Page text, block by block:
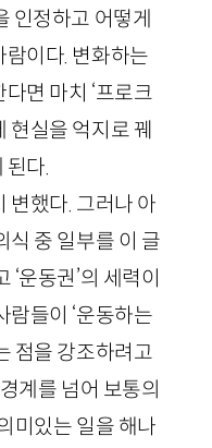
인정하고 어떻게
이다. 변화하는
면 마치 ‘프로크
현실을 억지로 꿰
된다.
변했다. 그러나 아
식 중 일부를 이 글
운동권’의 세력이
람들이 ‘운동하는
점을 강조하려고
계를 넘어 보통의
미있는 일을 해나